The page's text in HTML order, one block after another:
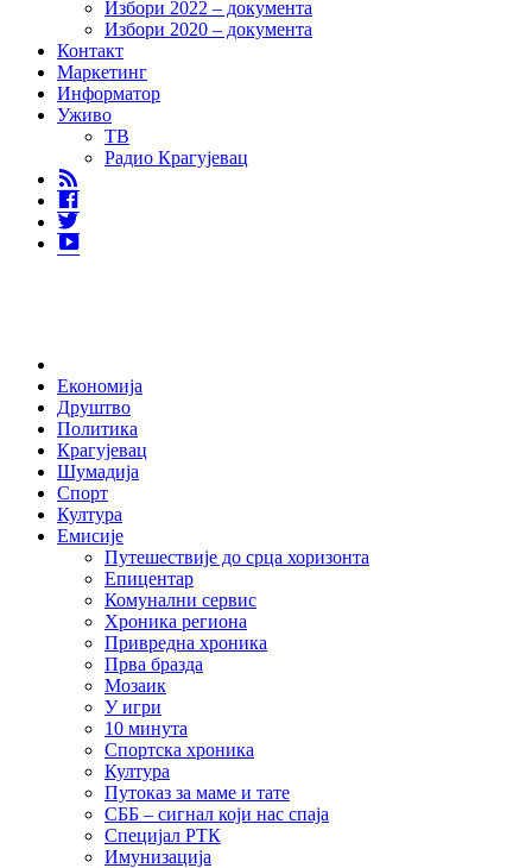
Избори 2022 – документа
Избори 2020 – документа
Контакт
Маркетинг
Информатор
Уживо
ТВ
Радио Крагујевац
Youtube
Економија
Друштво
Политика
Крагујевац
Шумадија
Спорт
Култура
Емисије
Путешествије до срца хоризонта
Епицентар
Комунални сервис
Хроника региона
Привредна хроника
Прва бразда
Мозаик
У игри
10 минута
Спортска хроника
Култура
Путоказ за маме и тате
СББ – сигнал који нас спаја
Специјал РТК
Имунизација